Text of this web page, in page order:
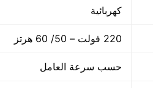
كهربائية
220 فولت – 50/ 60 هرتز
حسب سرعة العامل